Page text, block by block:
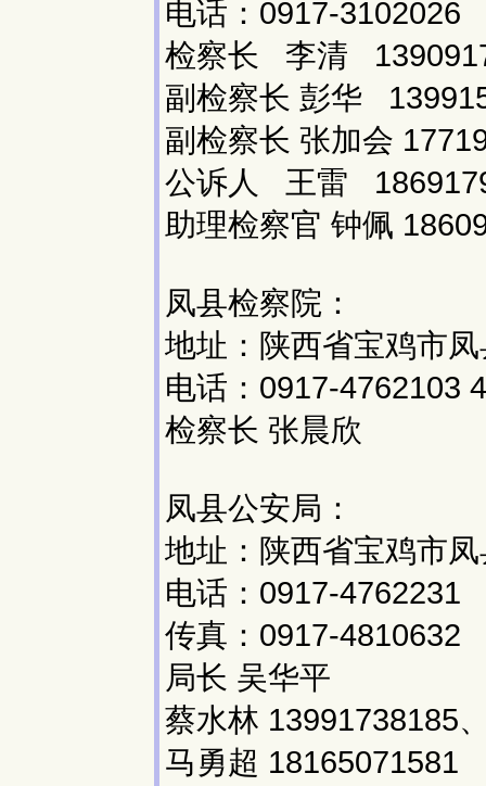
电话：0917-3102026
检察长 李清
副检察长 彭华
副检察长 张加会
公诉人 王雷
助理检察官 钟佩
凤县检察院：
地址：陕西省宝鸡市
电话：0917-4762103
检察长 张晨欣
凤县公安局：
地址：陕西省宝鸡市
电话：0917-4762231
传真：0917-4810632
局长 吴华平
蔡水林 13991738185
马勇超 18165071581